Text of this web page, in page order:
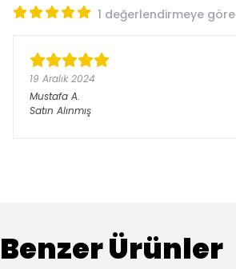
1 değerlendirmeye göre
19 Aralık 2024
Mustafa A.
Satın Alınmış
Benzer Ürünler